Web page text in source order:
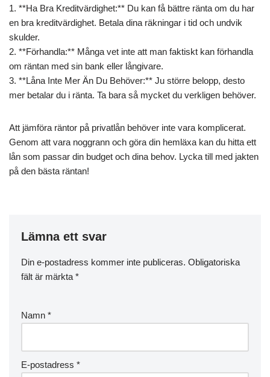
1. **Ha Bra Kreditvärdighet:** Du kan få bättre ränta om du har
en bra kreditvärdighet. Betala dina räkningar i tid och undvik
skulder.
2. **Förhandla:** Många vet inte att man faktiskt kan förhandla
om räntan med sin bank eller långivare.
3. **Låna Inte Mer Än Du Behöver:** Ju större belopp, desto
mer betalar du i ränta. Ta bara så mycket du verkligen behöver.
Att jämföra räntor på privatlån behöver inte vara komplicerat.
Genom att vara noggrann och göra din hemläxa kan du hitta ett
lån som passar din budget och dina behov. Lycka till med jakten
på den bästa räntan!
Lämna ett svar
Din e-postadress kommer inte publiceras. Obligatoriska
fält är märkta *
Namn *
E-postadress *